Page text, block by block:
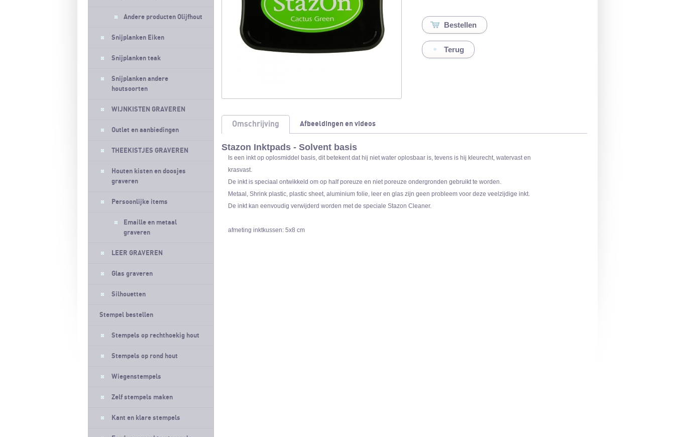
Andere producten Olijfhout
Snijplanken Eiken
Snijplanken teak
Snijplanken andere
houtsoorten
WIJNKISTEN GRAVEREN
Outlet en aanbiedingen
THEEKISTJES GRAVEREN
Houten kisten en doosjes
graveren
Persoonlijke items
Emaille en metaal
graveren
LEER GRAVEREN
Glas graveren
Silhouetten
Stempel bestellen
Stempels op rechthoekig hout
Stempels op rond hout
Wiegenstempels
Zelf stempels maken
Kant en klare stempels
Terug
Omschrijving Afbeeldingen en videos
Stazon Inktpads - Solvent basis
Is een inkt op oplosmiddel basis, dit betekent dat hij niet water oplosbaar is, tevens is hij kleurecht, watervast en
krasvast.
De inkt is speciaal ontwikkeld om op half poreuze en niet poreuze ondergronden gebruikt te worden.
Metaal, Shrink plastic, plastic sheet, aluminium folie, leer en glas zijn geen probleem voor deze veelzijdige inkt.
De inkt kan eenvoudig verwijderd worden met de speciale Stazon Cleaner.
afmeting inktkussen: 5x8 cm